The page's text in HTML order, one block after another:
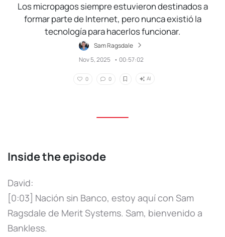
Los micropagos siempre estuvieron destinados a
formar parte de Internet, pero nunca existió la
tecnología para hacerlos funcionar.
Sam Ragsdale
Nov 5, 2025 • 00:57:02
0 0 AI
Inside the episode
David:
[0:03] Nación sin Banco, estoy aquí con Sam
Ragsdale de Merit Systems. Sam, bienvenido a
Bankless.